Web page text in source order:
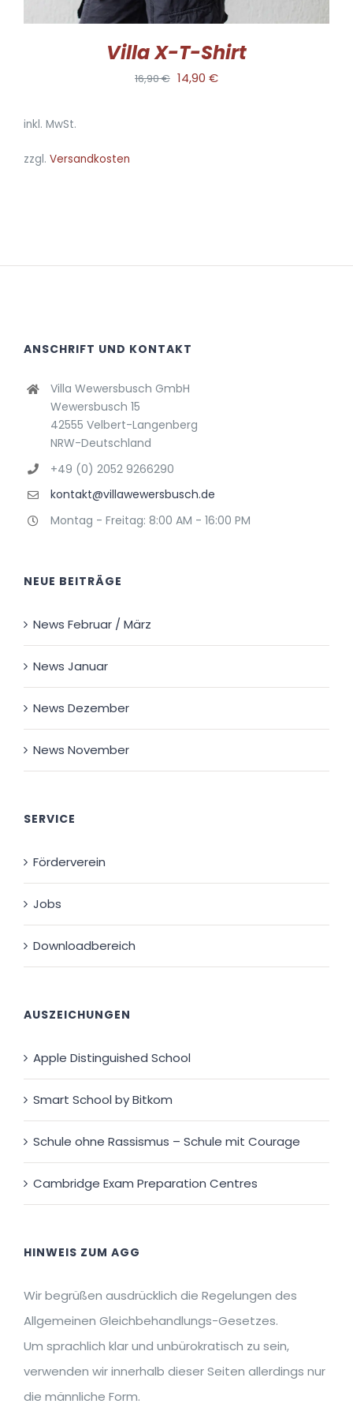
GEWÄHLT
Villa X-T-Shirt
16,90€ Ursprünglicher
14,90 €Aktueller
inkl. MwSt.
zzgl. Versandkosten
ANSCHRIFT UND KONTAKT
Villa Wewersbusch GmbH
Wewersbusch 15
42555 Velbert-Langenberg
NRW-Deutschland
+49 (0) 2052 9266290
kontakt@villawewersbusch.de
Montag - Freitag: 8:00 AM - 16:00 PM
NEUE BEITRÄGE
News Februar / März
News Januar
News Dezember
News November
SERVICE
Förderverein
Jobs
Downloadbereich
AUSZEICHUNGEN
Apple Distinguished School
Smart School by Bitkom
Schule ohne Rassismus – Schule mit Courage
Cambridge Exam Preparation Centres
HINWEIS ZUM AGG
Wir begrüßen ausdrücklich die Regelungen des
Allgemeinen Gleichbehandlungs-Gesetzes.
Um sprachlich klar und unbürokratisch zu sein,
verwenden wir innerhalb dieser Seiten allerdings nur
die männliche Form.